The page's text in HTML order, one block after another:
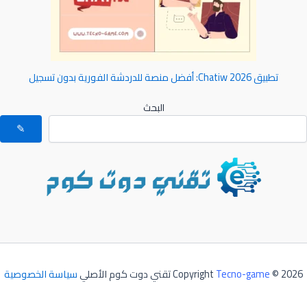
تطبيق Chatiw 2026: أفضل منصة للدردشة الفورية بدون تسجيل
البحث
✎
CopyrightTecno-game© 2026 تقني دوت كوم الأصلي سياسة الخصوصية